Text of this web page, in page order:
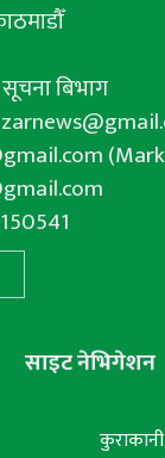
बिभाग
साइट नेभिगेशन
कुराकानी